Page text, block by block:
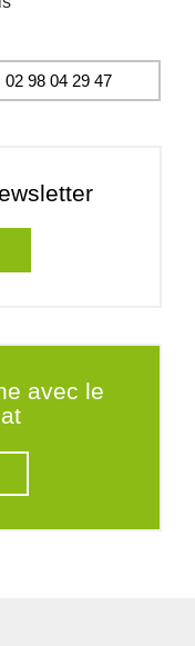
02 98 04 29 47
avec le